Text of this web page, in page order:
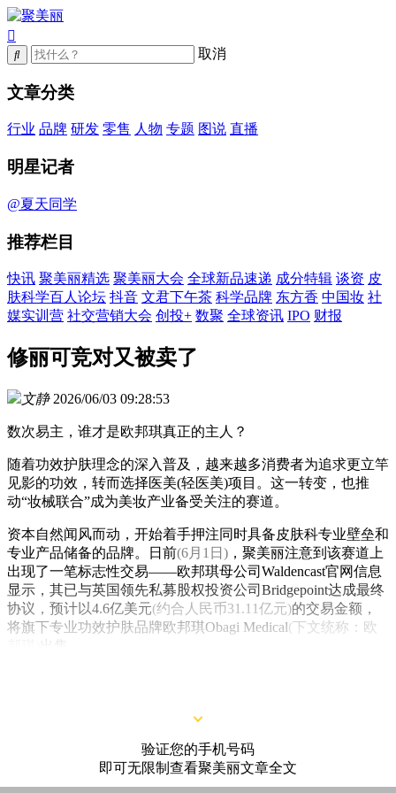
取消
文章分类
行业 品牌 研发 零售 人物 专题 图说 直播
明星记者
@夏天同学
推荐栏目
快讯 聚美丽精选 聚美丽大会 全球新品速递 成分特辑 谈资 皮
肤科学百人论坛 抖音 文君下午茶 科学品牌 东方香 中国妆 社
媒实训营 社交营销大会 创投+ 数聚 全球资讯 IPO 财报
修丽可竞对又被卖了
文静 2026/06/03 09:28:53
数次易主，谁才是欧邦琪真正的主人？
随着功效护肤理念的深入普及，越来越多消费者为追求更立竿
见影的功效，转而选择医美(轻医美)项目。这一转变，也推
动“妆械联合”成为美妆产业备受关注的赛道。
资本自然闻风而动，开始着手押注同时具备皮肤科专业壁垒和
专业产品储备的品牌。日前(6月1日) ，聚美丽注意到该赛道上
出现了一笔标志性交易——欧邦琪母公司Waldencast官网信息
显示，其已与英国领先私募股权投资公司Bridgepoint达成最终
协议，预计以4.6亿美元(约合人民币31.11亿元)的交易金额，
将旗下专业功效护肤品牌欧邦琪Obagi Medical(下文统称：欧
出售。
验证您的手机号码
即可无限制查看聚美丽文章全文